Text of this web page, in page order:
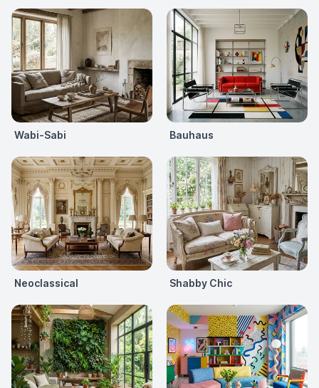
Wabi-Sabi Bauhaus
Neoclassical Shabby Chic